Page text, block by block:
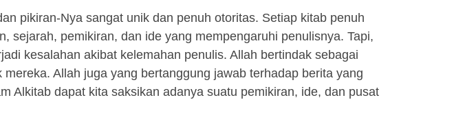
pikiran-Nya sangat unik dan penuh otoritas. Setiap kitab penuh
sejarah, pemikiran, dan ide yang mempengaruhi penulisnya. Tapi,
kesalahan akibat kelemahan penulis. Allah bertindak sebagai
Allah juga yang bertanggung jawab terhadap berita yang
Alkitab dapat kita saksikan adanya suatu pemikiran, ide, dan pusat